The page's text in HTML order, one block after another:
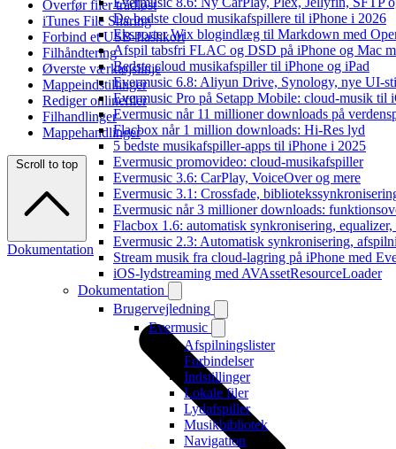
De bedste cloud musikafspillere til iPhone i 2026
Eksporter Wix blogindlæg til Markdown med
Afspil tabsfri FLAC og DSD på iPhone og Mac
Bedste cloud musikafspiller til iPhone og iPad
Evermusic 6.8: Aliyun Drive, Synology, nye UI-
Evermusic Pro på Setapp Mobile: cloud-musik til
Evermusic når 11 millioner downloads på
Flacbox når 1 million downloads: Hi-Res lyd
5 bedste musikafspiller-apps til iPhone i 2025
Evermusic promovideo: cloud-musikafspiller
Evermusic 3.6: CarPlay, VoiceOver og mere
Evermusic 3.1: Crossfade,
Evermusic når 3 millioner downloads:
Flacbox 1.6: automatisk synkronisering,
Evermusic 2.3: Automatisk synkronisering,
Stream musik fra cloud-lagring på iPhone med
iOS-lydstreaming med AVAssetResourceLoader
Dokumentation
Brugervejledning
Evermusic
Afspilningslister
Forbindelser
Indstillinger
Lokale filer
Lydafspiller
Musikbibliotek
Navigation
Overfør filer trådløst
iTunes File Sharing
Forbind et USB-flashkort
Filhåndtering
Øverste værktøjslinje
Mappeindstillinger
Rediger onlinefiler
Filhandlinger
Mappehandlinger
Scroll to top
Dokumentation